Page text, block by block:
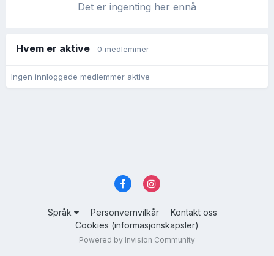
Det er ingenting her ennå
Hvem er aktive 0 medlemmer
Ingen innloggede medlemmer aktive
Språk Personvernvilkår
Kontakt oss
Cookies (informasjonskapsler)
Powered by Invision Community